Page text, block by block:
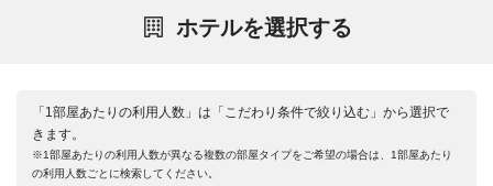
ホテルを選択する
「1部屋あたりの利用人数」は「こだわり条件で絞り込む」から選択で
きます。
※1部屋あたりの利用人数が異なる複数の部屋タイプをご希望の場合は、1部屋あたり
の利用人数ごとに検索してください。